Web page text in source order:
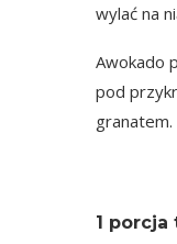
wylać na
Awokado
pod
granatem.
1 porcja